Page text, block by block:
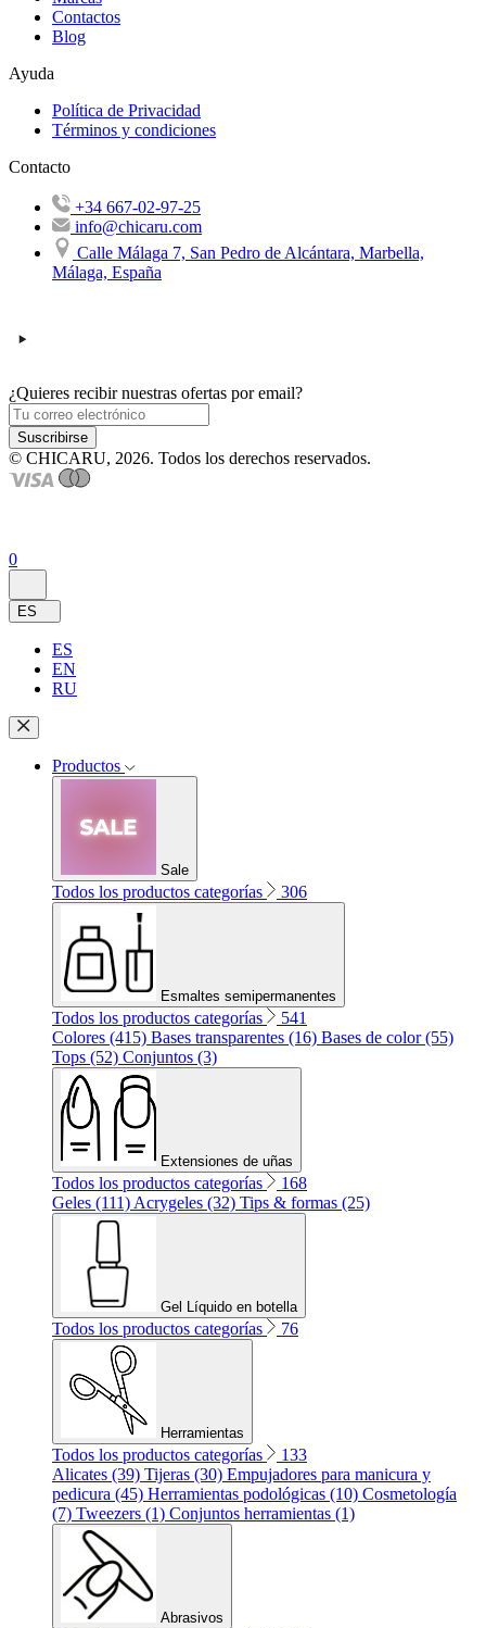
Contactos
Blog
Ayuda
Política de Privacidad
Términos y condiciones
Contacto
+34 667-02-97-25
info@chicaru.com
Calle Málaga 7, San Pedro de Alcántara, Marbella,
Málaga, España
¿Quieres recibir nuestras ofertas por email?
Suscribirse
© CHICARU, 2026. Todos los derechos reservados.
0
ES
ES
EN
RU
Productos
Sale
Todos los productos categorías 306
Esmaltes semipermanentes
Todos los productos categorías
541
Colores (415) Bases transparentes (16) Bases de color (55)
Tops (52) Conjuntos (3)
Extensiones de uñas
Todos los productos categorías
168
Geles (111) Acrygeles (32) Tips & formas (25)
Gel Líquido en botella
Todos los productos categorías 76
Herramientas
Todos los productos categorías
133
Alicates (39) Tijeras (30) Empujadores para manicura y
pedicura (45) Herramientas podológicas (10) Cosmetología
(7) Tweezers (1) Conjuntos herramientas (1)
Abrasivos